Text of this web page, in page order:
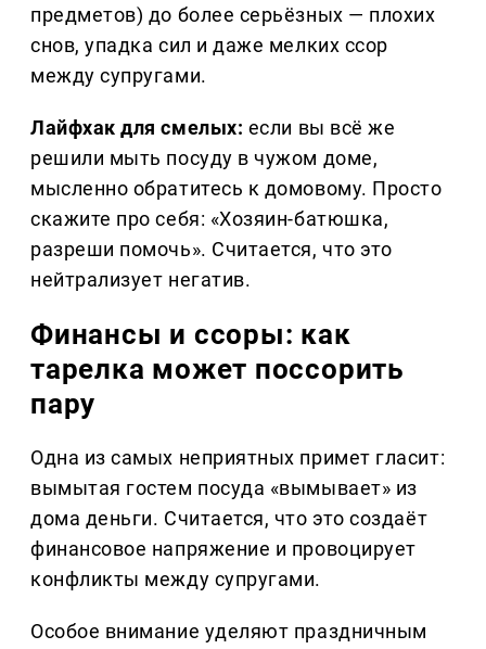
предметов) до более серьёзных — плохих
снов, упадка сил и даже мелких ссор
между супругами.
Лайфхак для смелых: если вы всё же
решили мыть посуду в чужом доме,
мысленно обратитесь к домовому. Просто
скажите про себя: «Хозяин-батюшка,
разреши помочь». Считается, что это
нейтрализует негатив.
Финансы и ссоры: как
тарелка может поссорить
пару
Одна из самых неприятных примет гласит:
вымытая гостем посуда «вымывает» из
дома деньги. Считается, что это создаёт
финансовое напряжение и провоцирует
конфликты между супругами.
Особое внимание уделяют праздничным